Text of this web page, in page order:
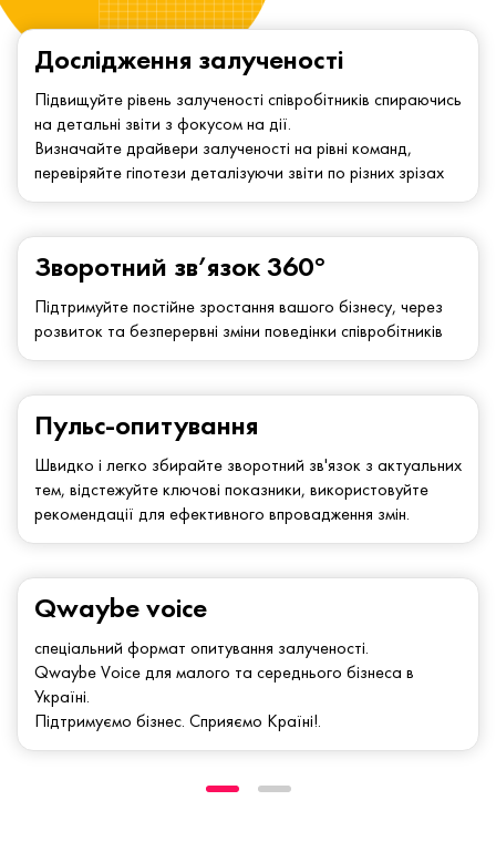
Дослідження залученості
Підвищуйте рівень залученості співробітників спираючись
на детальні звіти з фокусом на дії.
Визначайте драйвери залученості на рівні команд,
перевіряйте гіпотези деталізуючи звіти по різних зрізах
Зворотний зв’язок 360°
Підтримуйте постійне зростання вашого бізнесу, через
розвиток та безперервні зміни поведінки співробітників
Qwaybe voice
спеціальний формат опитування залученості.
Qwaybe Voice для малого та середнього бізнеса в
Україні.
Підтримуємо бізнес. Сприяємо Країні!.
Пульс-опитування
Швидко і легко збирайте зворотний зв'язок з актуальних
тем, відстежуйте ключові показники, використовуйте
рекомендації для ефективного впровадження змін.